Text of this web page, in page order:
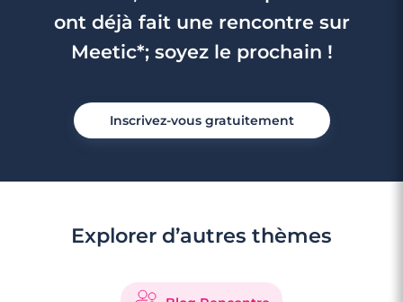
ont déjà fait une rencontre sur
Meetic*; soyez le prochain !
Inscrivez-vous gratuitement
Explorer d’autres thèmes